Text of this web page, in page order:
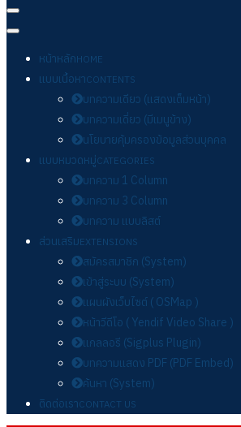
หน้าหลักHOME
แบบเนื้อหาCONTENTS
บทความเดียว (แสดงเต็มหน้า)
บทความเดี่ยว (มีเมนูข้าง)
นโยบายคุ้มครองข้อมูลส่วนบุคคล
แบบหมวดหมู่CATEGORIES
บทความ 1 Column
บทความ 3 Column
บทความ แบบลิสต์
ส่วนเสริมEXTENSIONS
สมัครสมาชิก (System)
เข้าสู่ระบบ (System)
แผนผังเว็บไซต์ ( OSMap )
หน้าวีดีโอ ( Yendif Video Share )
แกลลอรี (Sigplus Plugin)
บทความแสดง PDF (PDF Embed)
ค้นหา (System)
ติดต่อเราCONTACT US